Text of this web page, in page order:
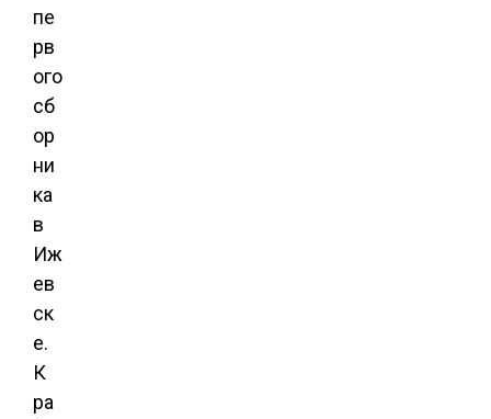
пе
рв
ого
сб
ор
ни
ка
в
Иж
ев
ск
е.
К
ра